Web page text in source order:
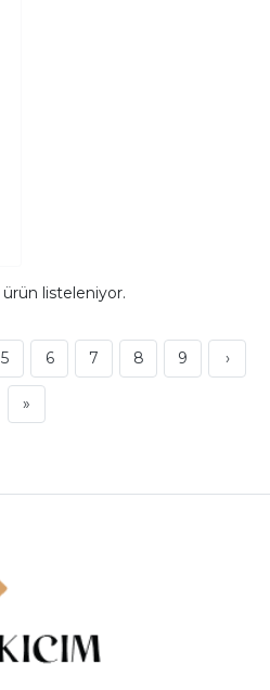
ürün listeleniyor.
5 6 7 8 9 ›
»